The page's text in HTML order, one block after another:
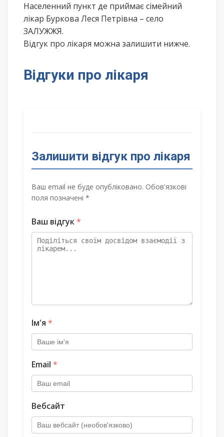
Населенний пункт де приймає сімейний
лікар Буркова Леся Петрівна – село
ЗАЛУЖЖЯ.
Відгук про лікаря можна залишити нижче.
Відгуки про лікаря
Залишити відгук про лікаря
Ваш email не буде опубліковано. Обов'язкові
поля позначені *
Ваш відгук*
Ім'я *
Email *
Вебсайт